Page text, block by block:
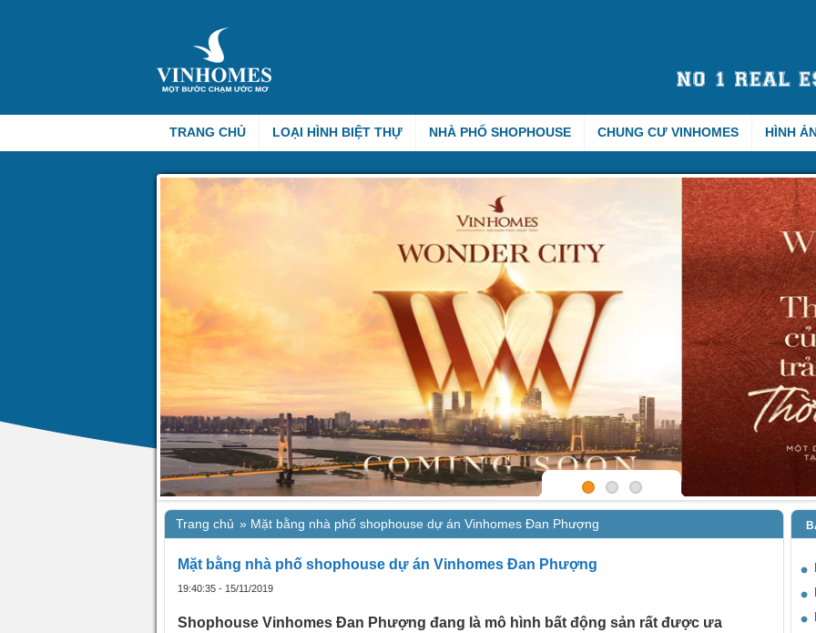
TRANG CHỦ LOẠI HÌNH BIỆT THỰ NHÀ PHỐ SHOPHOUSE CHUNG CƯ VINHOMES HÌNH
Trang chủ » Mặt bằng nhà phố shophouse dự án Vinhomes Đan Phượng
Mặt bằng nhà phố shophouse dự án Vinhomes Đan Phượng
19:40:35 - 15/11/2019
Shophouse Vinhomes Đan Phượng đang là mô hình bất động sản rất được ưa